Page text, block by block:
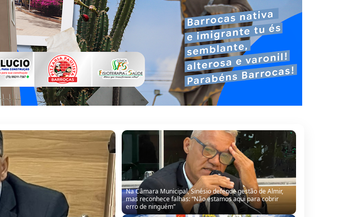
Na Câmara Municipal, Sinésio defende gestão de Almir,
mas reconhece falhas: “Não estamos aqui para cobrir
erro de ninguém”